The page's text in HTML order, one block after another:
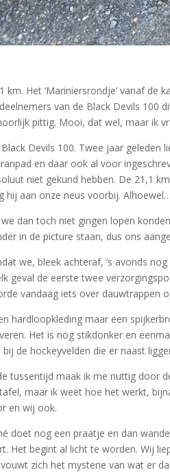
km. Het ‘Mariniersrondje’ vanaf
van de Black Devils 100
pittig. Mooi, dat wel, maar ik
Devils 100. Twee jaar
en daar ook al voor
niet gekund hebben. De 21,1
hij aan onze neus voorbij. Alhoewel…
we dan toch niet gingen lopen
in de picture staan, dus ons
we, bleek achteraf, ‘s avonds
geval de eerste twee
vandaag iets over dauwtrappen
hardloopkleding maar een
Het is nog stikdonker en
bij de hockeyvelden die er naast
tussentijd maak ik me nuttig door
maar ik weet hoe het werkt,
en wij ook.
doet nog een praatje en dan
Het begint al licht te worden. Wij
zich het mysterie van wat er